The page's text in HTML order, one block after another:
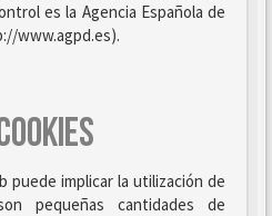
es la Agencia Española de
www.agpd.es).
puede implicar la utilización de
pequeñas cantidades de